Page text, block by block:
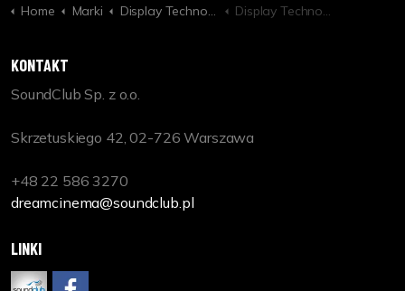
Home Marki Display Technologies Display Technologies Mask 2s - Side Masking Projection Screen - 2.4:1 Aspect
KONTAKT
SoundClub Sp. z o.o.
Skrzetuskiego 42, 02-726 Warszawa
+48 22 586 3270
dreamcinema@soundclub.pl
LINKI